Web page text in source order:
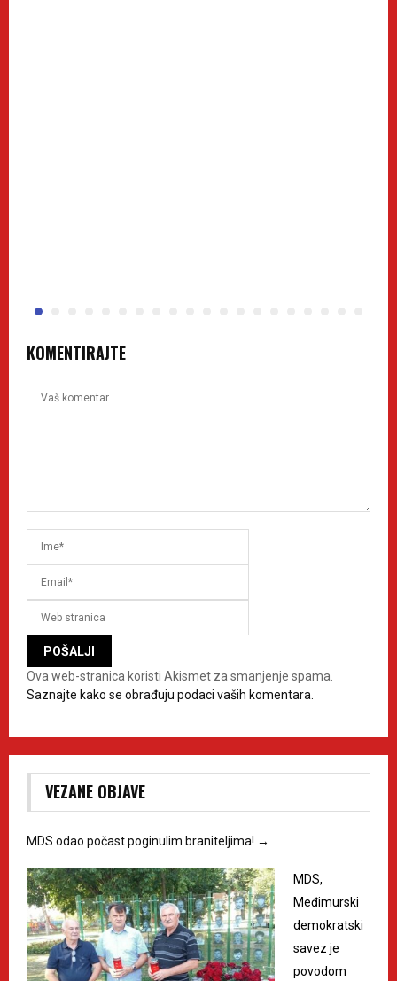
KOMENTIRAJTE
Ova web-stranica koristi Akismet za smanjenje spama.
Saznajte kako se obrađuju podaci vaših komentara.
VEZANE OBJAVE
MDS odao počast poginulim braniteljima! →
MDS,
Međimurski
demokratski
savez je
povodom